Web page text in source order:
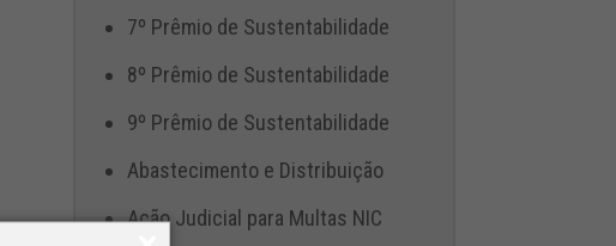
7º Prêmio de Sustentabilidade
8º Prêmio de Sustentabilidade
9º Prêmio de Sustentabilidade
Abastecimento e Distribuição
Ação Judicial para Multas NIC